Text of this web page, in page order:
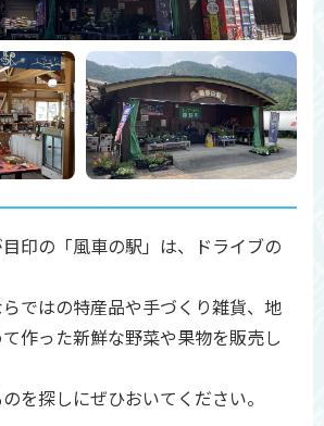
印の「風車の駅」は、ドライブの
ではの特産品や手づくり雑貨、地
作った新鮮な野菜や果物を販売し
を探しにぜひおいてください。